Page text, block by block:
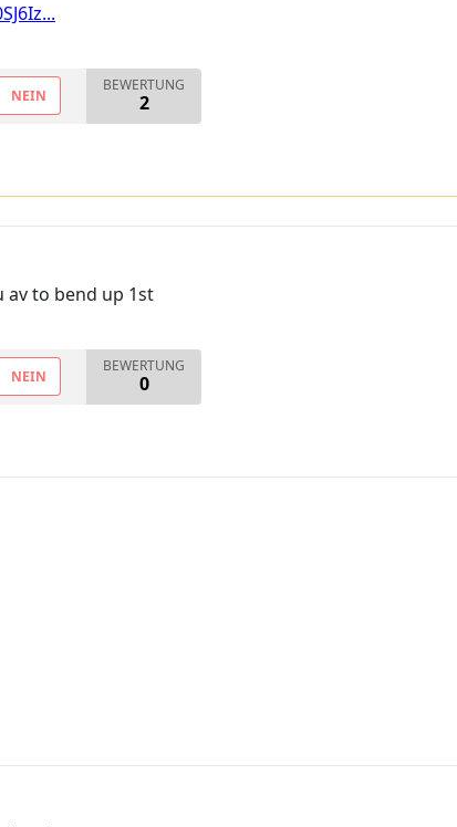
NEIN
BEWERTUNG
2
av to bend up 1st
NEIN
BEWERTUNG
0